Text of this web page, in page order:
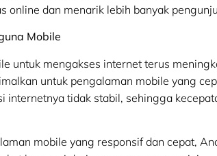
online dan menarik lebih banyak
Mobile
untuk mengakses internet terus
untuk pengalaman mobile yang
internetnya tidak stabil, sehingga
mobile yang responsif dan cepat,